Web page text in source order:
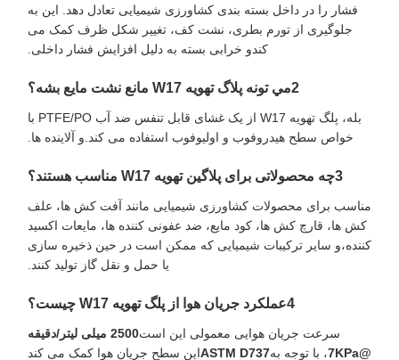
فشار را در داخل بسته بندی کشاورزی شیمیایی تعادل دهد. این به
جلوگیری از تورم بطری، نشت کف، تغییر شکل ظرف کمک می
کندو خرابی بسته به دلیل افزایش فشار داخلی.
2مي تونه پلاگ تهويه W17 مانع نشت مايع بشه؟
بله، پلگ تهویه W17 از یک غشای قابل تنفس ضد آب PTFE/PO با
خواص سطح هیدروفوب و اولیوفوب استفاده می کند.و آلاینده ها.
3چه محصولاتی برای پلاگین تهویه W17 مناسب هستند؟
مناسب برای محصولات کشاورزی شیمیایی مانند آفت کش ها، علف
کش ها، قارچ کش ها، کود مایع، ضد عفونی کننده ها، مایعات اکسید
کننده،و سایر ترکیبات شیمیایی که ممکن است در حین ذخیره سازی
یا حمل و نقل گاز تولید کنند.
4عملکرد جریان هوا از پلگ تهویه W17 چیست؟
سرعت جریان هوایی معمولی این است
2500 میلی لیتر/دقیقه
@7KPa
، با توجه بهASTM D737این سطح جریان هوا کمک می کند